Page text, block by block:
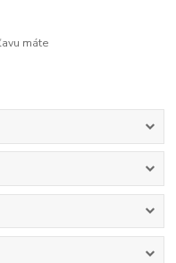
máte